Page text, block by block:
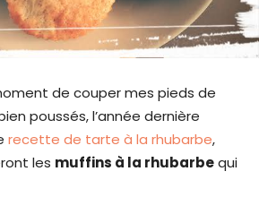
de couper mes pieds de
poussés, l’année dernière
recette de tarte à la rhubarbe,
les muffins à la rhubarbequi